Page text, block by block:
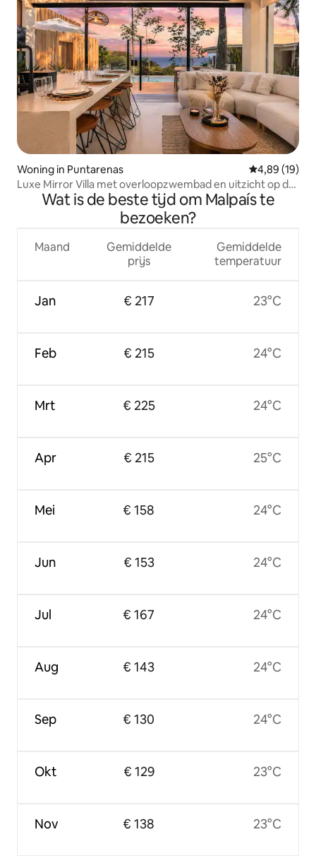
Woning in Puntarenas Gemiddelde
4,89 (19)
Luxe Mirror Villa met overloopzwembad en uitzicht op de
zonsondergang
Wat is de beste tijd om Malpaís te
bezoeken?
Maand
Jan
Feb
Mrt
Apr
Mei
Jun
Jul
Aug
Sep
Okt
Nov
Gemiddelde
prijs
€ 217
€ 215
€ 225
€ 215
€ 158
€ 153
€ 167
€ 143
€ 130
€ 129
€ 138
Gemiddelde
temperatuur
23°C
24°C
24°C
25°C
24°C
24°C
24°C
24°C
24°C
23°C
23°C